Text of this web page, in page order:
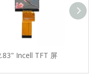
Incell TFT 屏